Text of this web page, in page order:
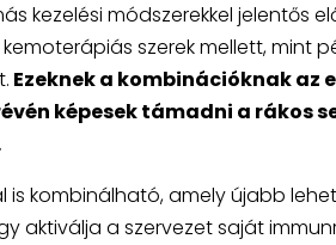
kezelési módszerekkel jelentős
szerek mellett,
Ezeknek a kombinációknak az
képesek támadni a rákos
is kombinálható, amely újabb
aktiválja a szervezet saját